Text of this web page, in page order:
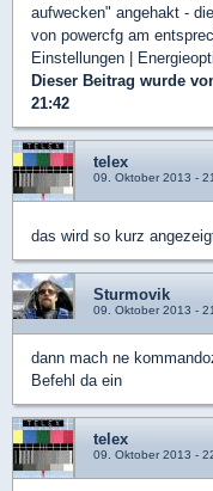
aufwecken" angehakt -
von powercfg am
Einstellungen |
Dieser Beitrag wurde
21:42
telex
09. Oktober 2013 -
das wird so kurz
Sturmovik
09. Oktober 2013 -
dann mach ne
Befehl da ein
telex
09. Oktober 2013 -